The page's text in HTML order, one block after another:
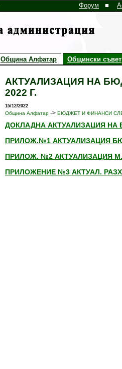
Форум ■
Община Алфатар Общински съвет
АКТУАЛИЗАЦИЯ НА
2022 Г.
15/12/2022
Община Алфатар -> БЮДЖЕТ И ФИНАНСИ
ДОКЛАДНА АКТУАЛИЗАЦИЯ НА
ПРИЛОЖ.№1 АКТУАЛИЗАЦИЯ
ПРИЛОЖ. №2 АКТУАЛИЗАЦИЯ
ПРИЛОЖЕНИЕ №3 АКТУАЛ.